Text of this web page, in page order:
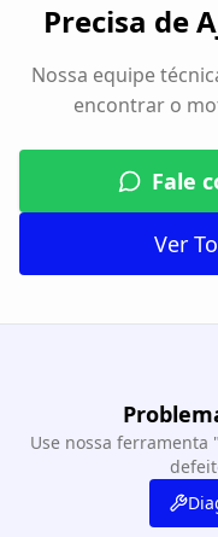
Precisa de
Nossa equipe
encontrar o
Fale
Ver
Use nossa ferramenta